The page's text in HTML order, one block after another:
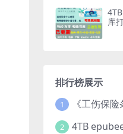
库
排行榜展示
1
2